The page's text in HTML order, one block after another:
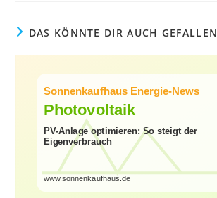
DAS KÖNNTE DIR AUCH GEFALLEN